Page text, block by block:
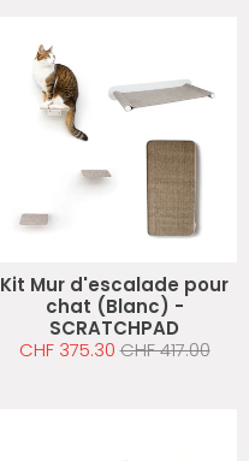
Kit Mur d'escalade pour
chat (Blanc) -
SCRATCHPAD
CHF 375.30 CHF 417.00